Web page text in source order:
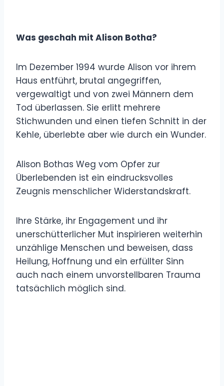
Was geschah mit Alison Botha?
Im Dezember 1994 wurde Alison vor ihrem
Haus entführt, brutal angegriffen,
vergewaltigt und von zwei Männern dem
Tod überlassen. Sie erlitt mehrere
Stichwunden und einen tiefen Schnitt in der
Kehle, überlebte aber wie durch ein Wunder.
Alison Bothas Weg vom Opfer zur
Überlebenden ist ein eindrucksvolles
Zeugnis menschlicher Widerstandskraft.
Ihre Stärke, ihr Engagement und ihr
unerschütterlicher Mut inspirieren weiterhin
unzählige Menschen und beweisen, dass
Heilung, Hoffnung und ein erfüllter Sinn
auch nach einem unvorstellbaren Trauma
tatsächlich möglich sind.